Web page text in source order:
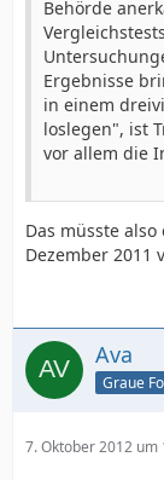
Behörde
Ergebnisse
in einem
loslegen", ist
vor allem die
Das müsste
Dezember 2011
Ava
Graue
7. Oktober 2012 um